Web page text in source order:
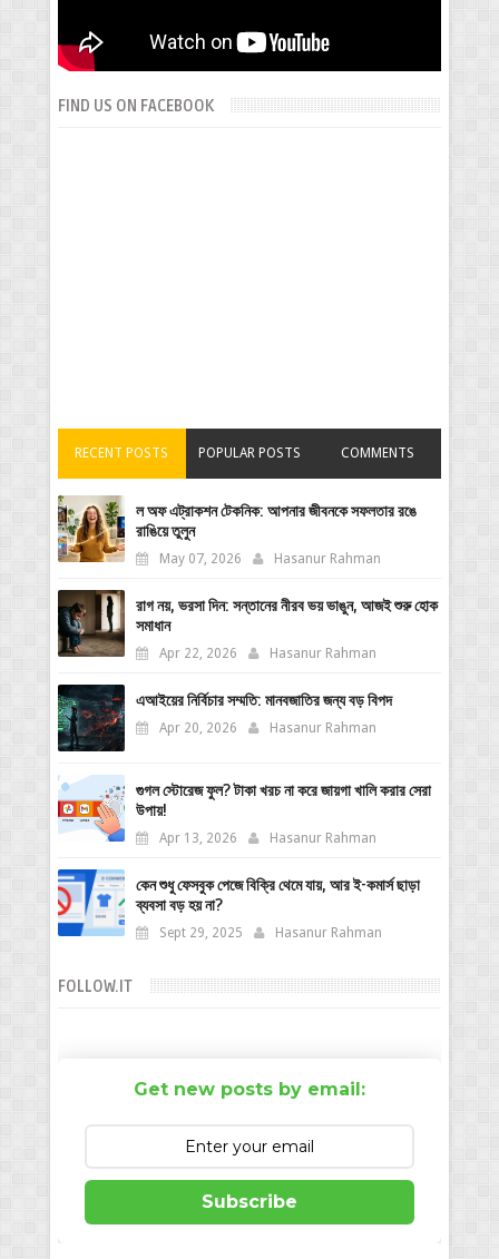
FIND US ON FACEBOOK
RECENT POSTS POPULAR POSTS COMMENTS
ল অফ এট্রাকশন টেকনিক: আপনার জীবনকে সফলতার রঙে
রাঙিয়ে তুলুন
May 07, 2026 Hasanur Rahman
রাগ নয়, ভরসা দিন: সন্তানের নীরব ভয় ভাঙুন, আজই শুরু হোক
সমাধান
Apr 22, 2026 Hasanur Rahman
এআইয়ের নির্বিচার সম্মতি: মানবজাতির জন্য বড় বিপদ
Apr 20, 2026 Hasanur Rahman
গুগল স্টোরেজ ফুল? টাকা খরচ না করে জায়গা খালি করার সেরা
উপায়!
Apr 13, 2026 Hasanur Rahman
কেন শুধু ফেসবুক পেজে বিক্রি থেমে যায়, আর ই-কমার্স ছাড়া
ব্যবসা বড় হয় না?
Sept 29, 2025 Hasanur Rahman
FOLLOW.IT
Get new posts by email:
Subscribe